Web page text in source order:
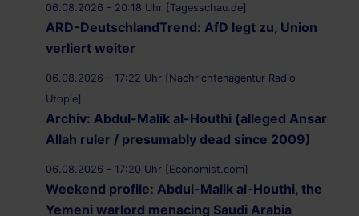
06.08.2026 - 20:18 Uhr [Tagesschau.de]
ARD-DeutschlandTrend: AfD legt zu, Union
verliert weiter
06.08.2026 - 17:22 Uhr [Nachrichtenagentur Radio
Utopie]
Archiv: Abdul-Malik al-Houthi (alleged Ansar
Allah ruler / presumably dead since 2009)
06.08.2026 - 17:20 Uhr [Economist.com]
Weekend profile: Abdul-Malik al-Houthi, the
Yemeni warlord menacing Saudi Arabia